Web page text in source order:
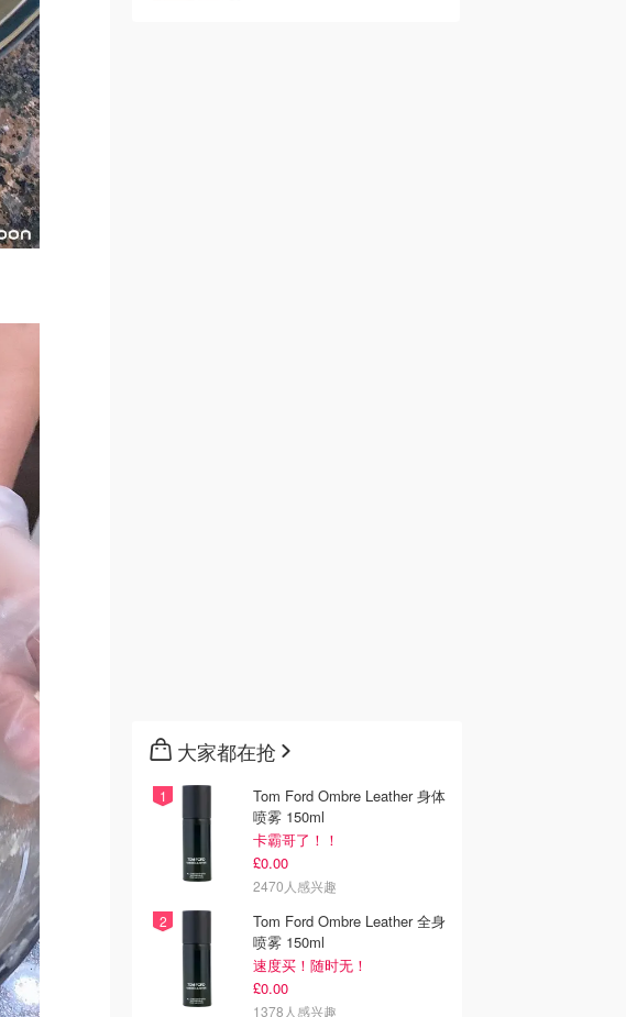
大家都在抢
Tom Ford Ombre Leather 身体
喷雾 150ml
卡霸哥了！！
£0.00
2470人感兴趣
Tom Ford Ombre Leather 全身
喷雾 150ml
速度买！随时无！
£0.00
1378人感兴趣